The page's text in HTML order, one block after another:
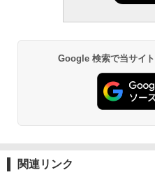
Google 検索で当サイ
関連リンク